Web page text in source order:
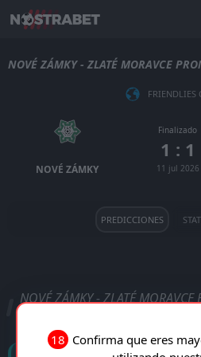
NOVÉ ZÁMKY - ZLATÉ MORAVCE
FRIENDLIES
NOVÉ ZÁMKY
Finalizado
1 : 1
11 jul 2026
PREDICCIONES
NOVÉ ZÁMKY - ZLATÉ MORAVCE
18 Confirma que eres